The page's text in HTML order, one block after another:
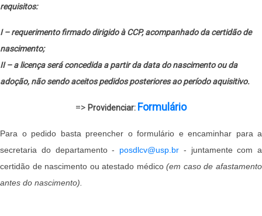
requisitos:
I – requerimento firmado dirigido à CCP, acompanhado da certidão de
nascimento;
II – a licença será concedida a partir da data do nascimento ou da
adoção, não sendo aceitos pedidos posteriores ao período aquisitivo.
=> Providenciar: Formulário
Para o pedido basta preencher o formulário e encaminhar para a
secretaria do departamento - posdlcv@usp.br - juntamente com a
certidão de nascimento ou atestado médico(em caso de afastamento
antes do nascimento).